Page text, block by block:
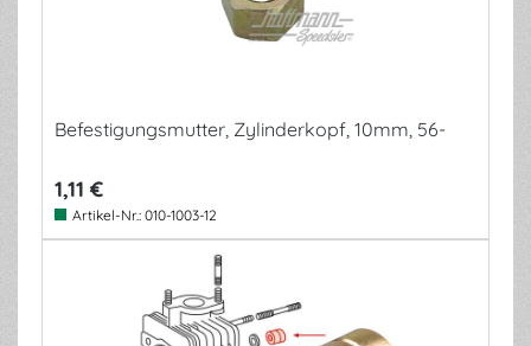
Befestigungsmutter, Zylinderkopf, 10mm, 56-
1,11 €
Artikel-Nr.: 010-1003-12